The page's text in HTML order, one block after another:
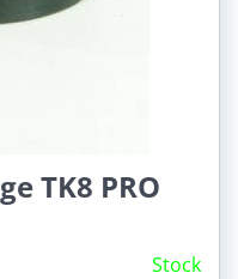
TK8 PRO
Stock